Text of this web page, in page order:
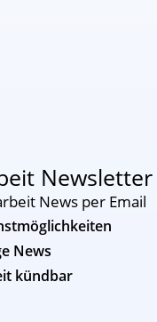
Newsletter
News per Email
News
kündbar